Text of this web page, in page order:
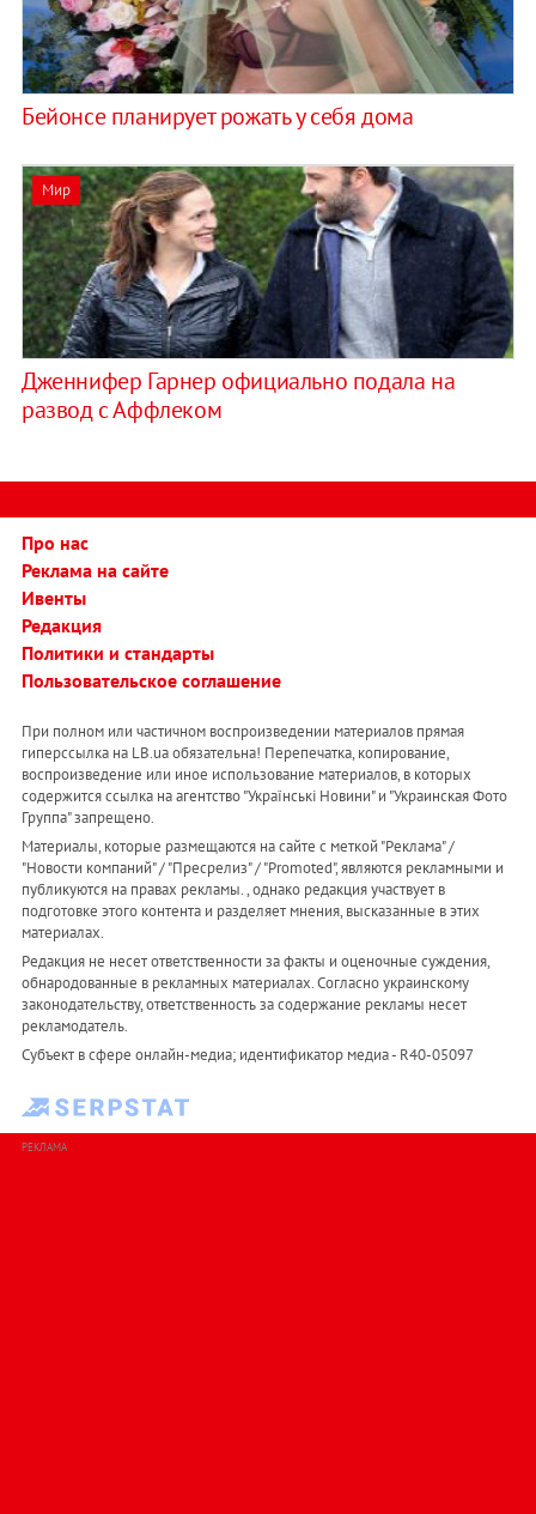
Бейонсе планирует рожать у себя дома
Мир
Дженнифер Гарнер официально подала на
развод с Аффлеком
Про нас
Реклама на сайте
Ивенты
Редакция
Политики и стандарты
Пользовательское соглашение
При полном или частичном воспроизведении материалов прямая
гиперссылка на LB.ua обязательна! Перепечатка, копирование,
воспроизведение или иное использование материалов, в которых
содержится ссылка на агентство "Українськi Новини" и "Украинская Фото
Группа" запрещено.
Материалы, которые размещаются на сайте с меткой "Реклама" /
"Новости компаний" / "Пресрелиз" / "Promoted", являются рекламными и
публикуются на правах рекламы. , однако редакция участвует в
подготовке этого контента и разделяет мнения, высказанные в этих
материалах.
Редакция не несет ответственности за факты и оценочные суждения,
обнародованные в рекламных материалах. Согласно украинскому
законодательству, ответственность за содержание рекламы несет
рекламодатель.
Субъект в сфере онлайн-медиа; идентификатор медиа - R40-05097
РЕКЛАМА